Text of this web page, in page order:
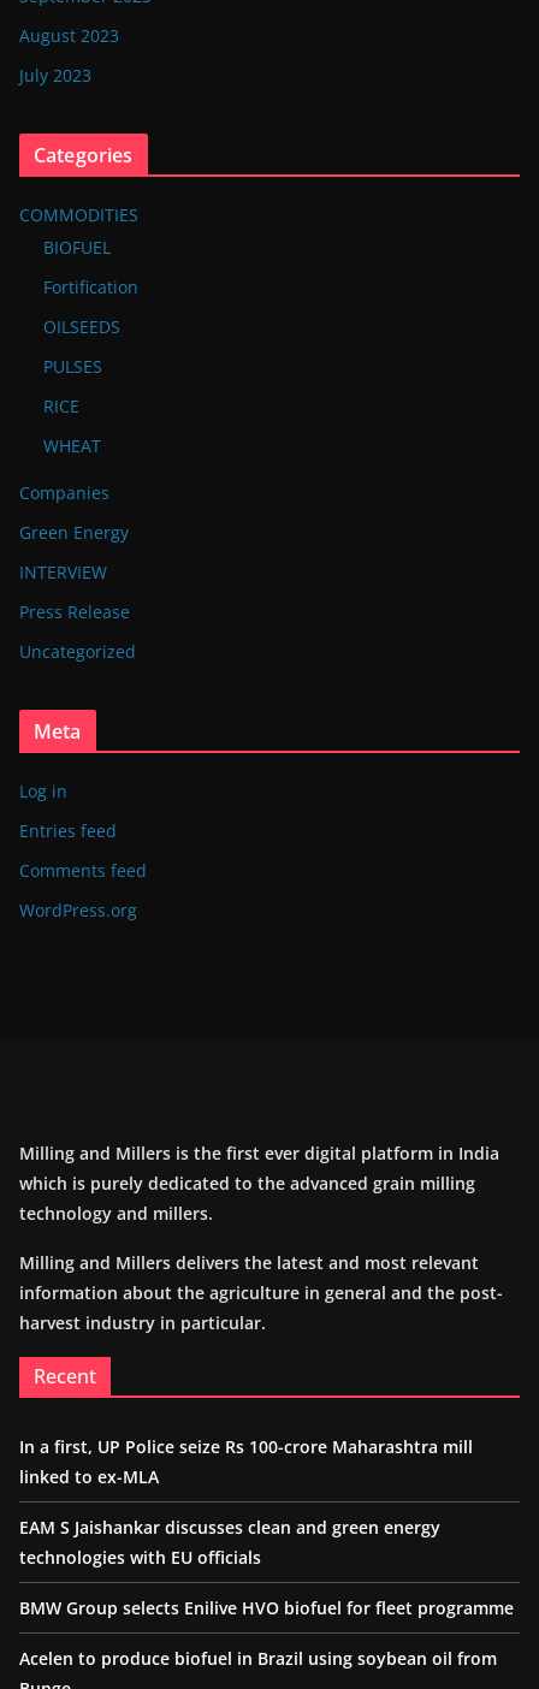
August 2023
July 2023
Categories
COMMODITIES
BIOFUEL
Fortification
OILSEEDS
PULSES
RICE
WHEAT
Companies
Green Energy
INTERVIEW
Press Release
Uncategorized
Meta
Log in
Entries feed
Comments feed
WordPress.org
Milling and Millers is the first ever digital platform in India
which is purely dedicated to the advanced grain milling
technology and millers.
Milling and Millers delivers the latest and most relevant
information about the agriculture in general and the post-
harvest industry in particular.
Recent
In a first, UP Police seize Rs 100-crore Maharashtra mill
linked to ex-MLA
EAM S Jaishankar discusses clean and green energy
technologies with EU officials
BMW Group selects Enilive HVO biofuel for fleet programme
Acelen to produce biofuel in Brazil using soybean oil from